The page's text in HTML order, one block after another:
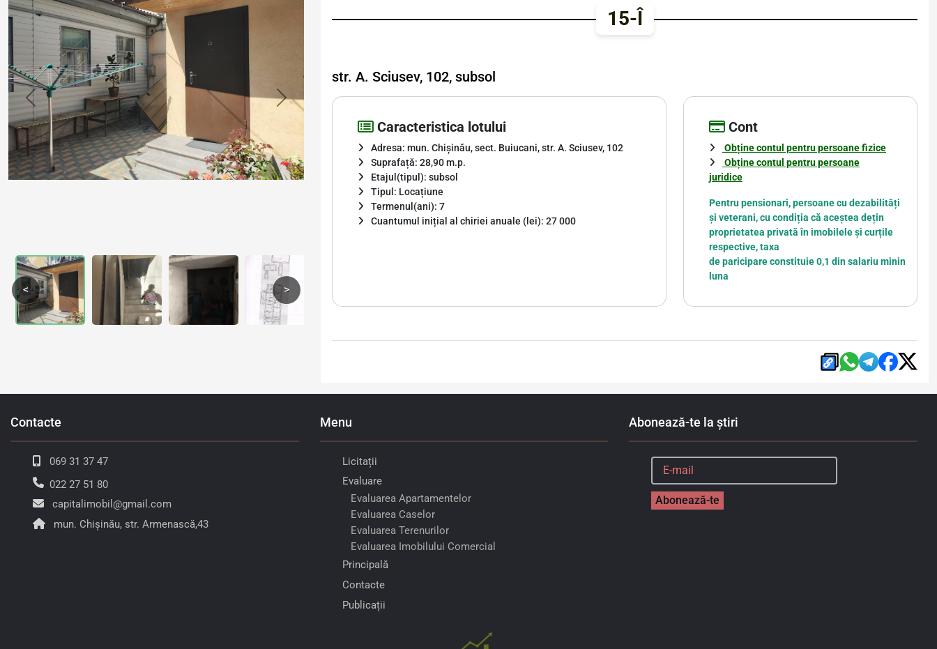
Previous Next
< >
15-Î
str. A. Sciusev, 102, subsol
Caracteristica lotului
Adresa: mun. Chișinău, sect. Buiucani, str. A. Sciusev, 102
Suprafață: 28,90 m.p.
Etajul(tipul): subsol
Tipul: Locațiune
Termenul(ani): 7
Cuantumul inițial al chiriei anuale (lei): 27 000
Cont
Obține contul pentru persoane fizice
Obține contul pentru persoane
juridice
Pentru pensionari, persoane cu dezabilități
și veterani, cu condiția că aceștea dețin
proprietatea privată în imobilele și curțile
respective, taxa
de paricipare constituie 0,1 din salariu minin
luna
Contacte
069 31 37 47
022 27 51 80
capitalimobil@gmail.com
mun. Chișinău, str. Armenască,43
Menu
Licitații
Evaluare
Evaluarea Apartamentelor
Evaluarea Caselor
Evaluarea Terenurilor
Evaluarea Imobilului Comercial
Principală
Contacte
Publicații
Abonează-te la știri
Abonează-te